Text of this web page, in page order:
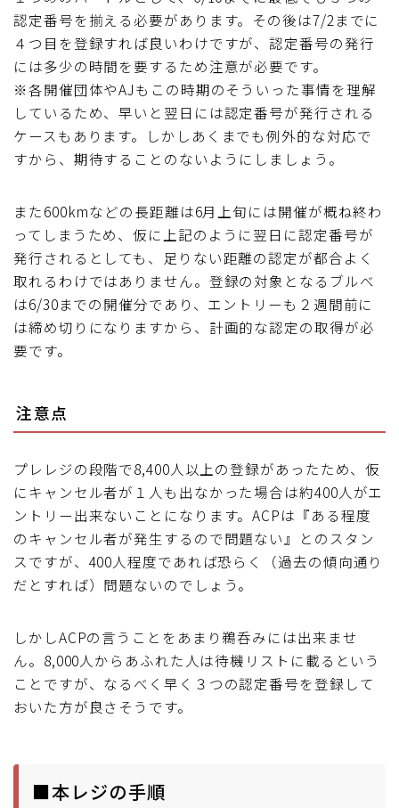
認定番号を揃える必要があります。その後は7/2までに
４つ目を登録すれば良いわけですが、認定番号の発行
には多少の時間を要するため注意が必要です。
※各開催団体やAJもこの時期のそういった事情を理解
しているため、早いと翌日には認定番号が発行される
ケースもあります。しかしあくまでも例外的な対応で
すから、期待することのないようにしましょう。
また600kmなどの長距離は6月上旬には開催が概ね終わ
ってしまうため、仮に上記のように翌日に認定番号が
発行されるとしても、足りない距離の認定が都合よく
取れるわけではありません。登録の対象となるブルべ
は6/30までの開催分であり、エントリーも２週間前に
は締め切りになりますから、計画的な認定の取得が必
要です。
注意点
プレレジの段階で8,400人以上の登録があったため、仮
にキャンセル者が１人も出なかった場合は約400人がエ
ントリー出来ないことになります。ACPは『ある程度
のキャンセル者が発生するので問題ない』とのスタン
スですが、400人程度であれば恐らく（過去の傾向通り
だとすれば）問題ないのでしょう。
しかしACPの言うことをあまり鵜呑みには出来ませ
ん。8,000人からあふれた人は待機リストに載るという
ことですが、なるべく早く３つの認定番号を登録して
おいた方が良さそうです。
■本レジの手順